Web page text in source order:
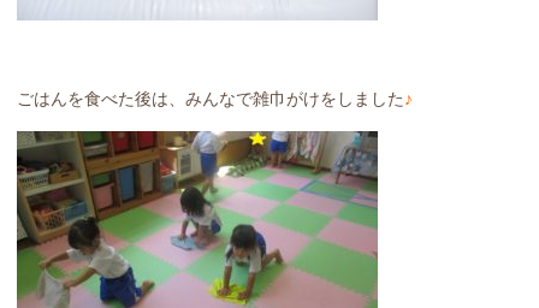
ごはんを食べた後は、みんなで雑巾がけをしました♪